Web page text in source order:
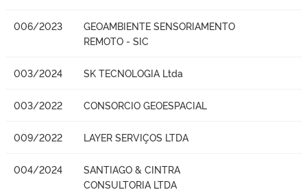
006/2023
GEOAMBIENTE SENSORIAMENTO
REMOTO - SIC
003/2024 SK TECNOLOGIA Ltda
003/2022 CONSORCIO GEOESPACIAL
009/2022 LAYER SERVIÇOS LTDA
004/2024
SANTIAGO & CINTRA
CONSULTORIA LTDA